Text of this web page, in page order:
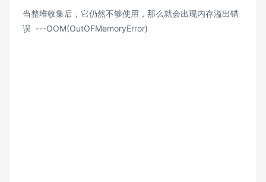
当整堆收集后，它仍然不够使用，那么就会出现内存溢出错
误 ---OOM(OutOFMemoryError)